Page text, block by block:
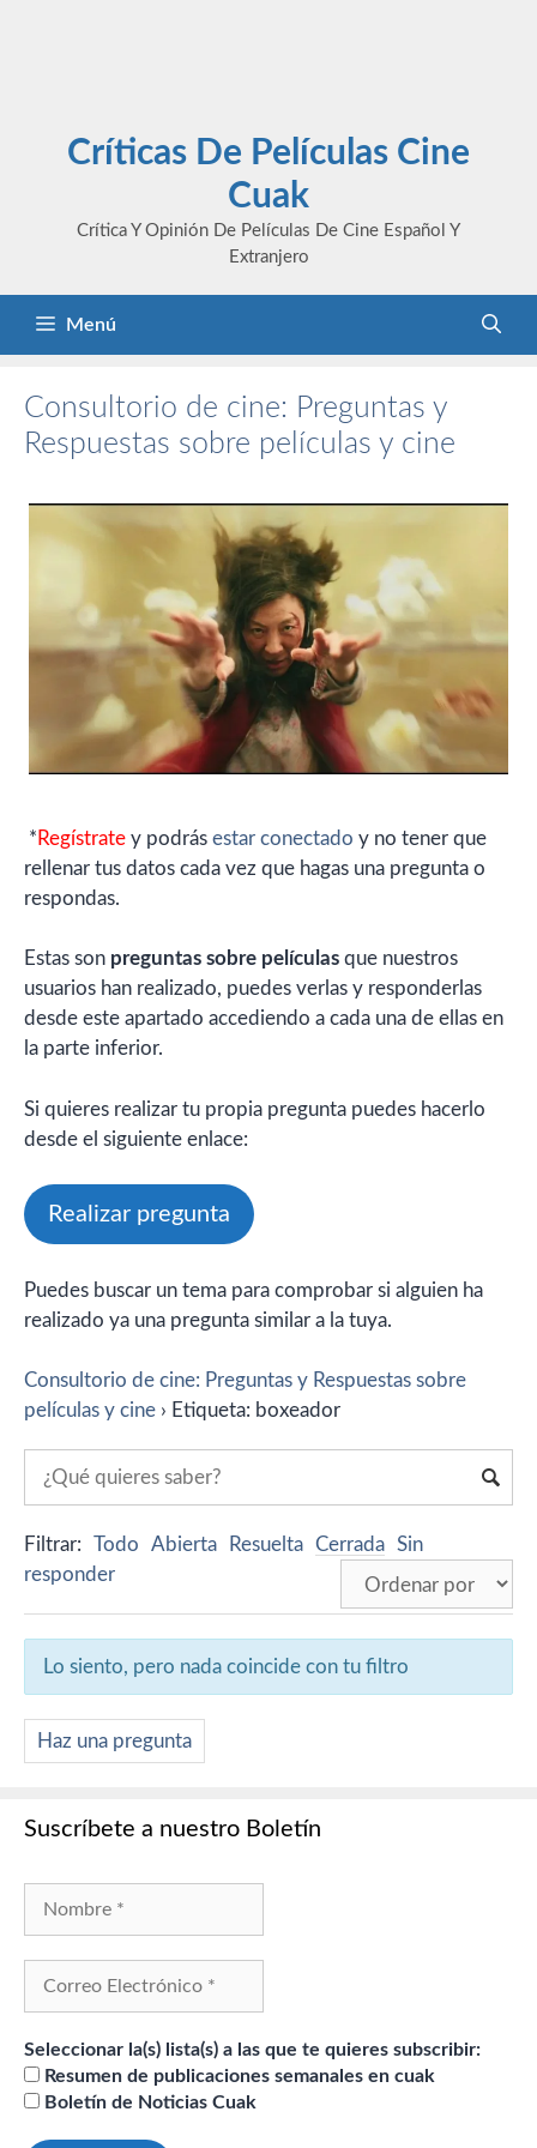
Críticas De Películas Cine
Cuak
Crítica Y Opinión De Películas De Cine Español Y
Extranjero
Menú
Consultorio de cine: Preguntas y
Respuestas sobre películas y cine
* Regístrate y podrás estar conectado y no tener que
rellenar tus datos cada vez que hagas una pregunta o
respondas.
Estas son preguntas sobre películas que nuestros
usuarios han realizado, puedes verlas y responderlas
desde este apartado accediendo a cada una de ellas en
la parte inferior.
Si quieres realizar tu propia pregunta puedes hacerlo
desde el siguiente enlace:
Realizar pregunta
Puedes buscar un tema para comprobar si alguien ha
realizado ya una pregunta similar a la tuya.
Consultorio de cine: Preguntas y Respuestas sobre
películas y cine › Etiqueta: boxeador
Filtrar: Todo Abierta Resuelta Cerrada Sin
responder
Lo siento, pero nada coincide con tu filtro
Haz una pregunta
Suscríbete a nuestro Boletín
Seleccionar la(s) lista(s) a las que te quieres subscribir:
Resumen de publicaciones semanales en cuak
Boletín de Noticias Cuak